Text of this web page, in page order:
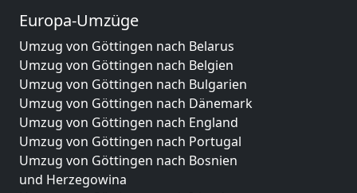
Europa-Umzüge
Umzug von Göttingen nach Belarus
Umzug von Göttingen nach Belgien
Umzug von Göttingen nach Bulgarien
Umzug von Göttingen nach Dänemark
Umzug von Göttingen nach England
Umzug von Göttingen nach Portugal
Umzug von Göttingen nach Bosnien
und Herzegowina